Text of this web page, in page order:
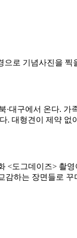
로 기념사진을
대구에서 온다.
대형견이 제약 없
<도그데이즈> 촬
하는 장면들로